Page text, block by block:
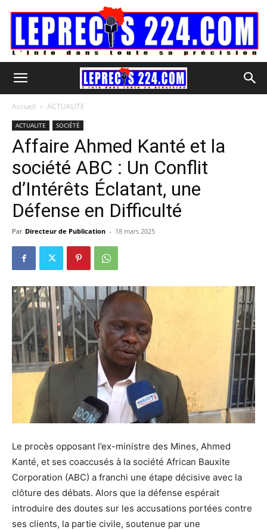
Accueil ACTUALITE
ACTUALITE SOCIÉTÉ
Affaire Ahmed Kanté et la
société ABC : Un Conflit
d’Intérêts Éclatant, une
Défense en Difficulté
Par Directeur de Publication - 18 mars 2025
Le procès opposant l’ex-ministre des Mines, Ahmed
Kanté, et ses coaccusés à la société African Bauxite
Corporation (ABC) a franchi une étape décisive avec la
clôture des débats. Alors que la défense espérait
introduire des doutes sur les accusations portées contre
ses clients, la partie civile, soutenue par une